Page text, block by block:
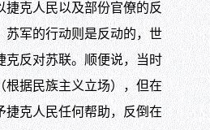
捷克人民以及部份官僚的反
苏军的行动则是反动的，世
克反对苏联。顺便说，当时
根据民族主义立场），但在
捷克人民任何帮助，反倒在